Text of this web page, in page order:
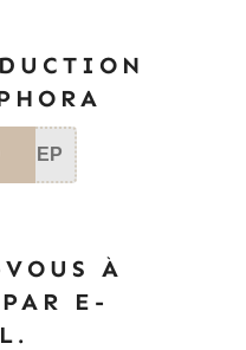
SEP
À
E-